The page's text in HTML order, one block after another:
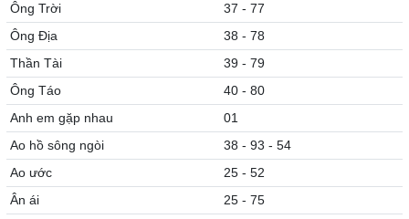
Ông Trời
37 - 77
Ông Địa
38 - 78
Thần Tài
39 - 79
Ông Táo
40 - 80
Anh em gặp nhau
01
Ao hồ sông ngòi
38 - 93 - 54
Ao ước
25 - 52
Ân ái
25 - 75